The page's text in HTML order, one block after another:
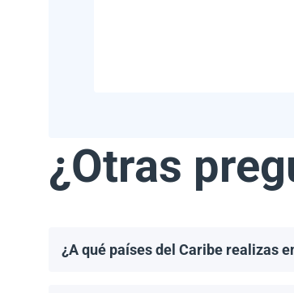
¿Otras
¿A qué países del Caribe realizas